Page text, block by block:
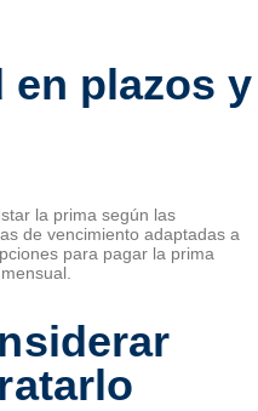
en plazos y
la prima según las
de vencimiento adaptadas a
para pagar la prima